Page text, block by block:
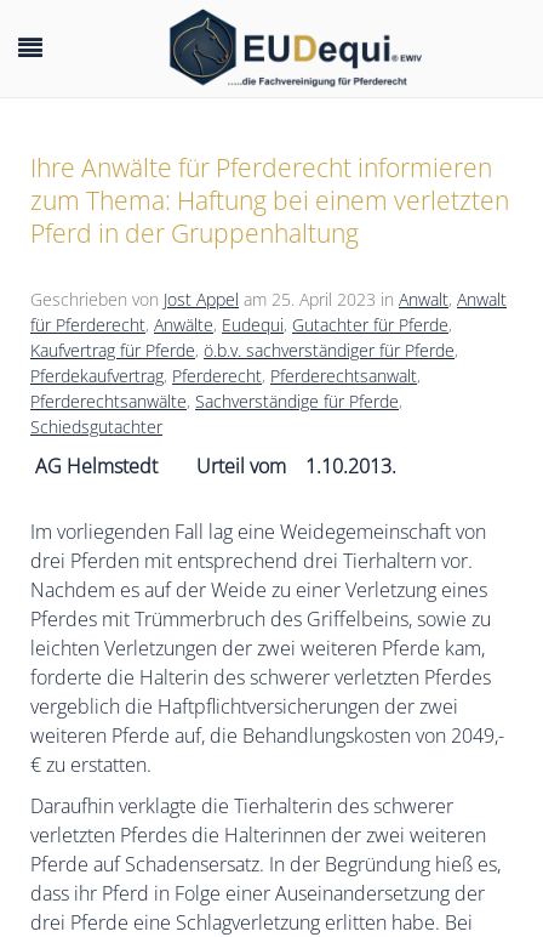
Ihre Anwälte für Pferderecht informieren
zum Thema: Haftung bei einem verletzten
Pferd in der Gruppenhaltung
Geschrieben von Jost Appel am 25. April 2023 in Anwalt, Anwalt
für Pferderecht, Anwälte, Eudequi, Gutachter für Pferde,
Kaufvertrag für Pferde, ö.b.v. sachverständiger für Pferde,
Pferdekaufvertrag, Pferderecht, Pferderechtsanwalt,
Pferderechtsanwälte, Sachverständige für Pferde,
Schiedsgutachter
AG Helmstedt Urteil vom 1.10.2013.
Im vorliegenden Fall lag eine Weidegemeinschaft von
drei Pferden mit entsprechend drei Tierhaltern vor.
Nachdem es auf der Weide zu einer Verletzung eines
Pferdes mit Trümmerbruch des Griffelbeins, sowie zu
leichten Verletzungen der zwei weiteren Pferde kam,
forderte die Halterin des schwerer verletzten Pferdes
vergeblich die Haftpflichtversicherungen der zwei
weiteren Pferde auf, die Behandlungskosten von 2049,-
€ zu erstatten.
Daraufhin verklagte die Tierhalterin des schwerer
verletzten Pferdes die Halterinnen der zwei weiteren
Pferde auf Schadensersatz. In der Begründung hieß es,
dass ihr Pferd in Folge einer Auseinandersetzung der
drei Pferde eine Schlagverletzung erlitten habe. Bei